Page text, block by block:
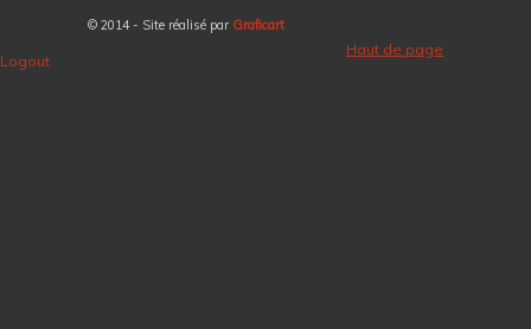
© 2014 - Site réalisé par Graficart
Haut de page
Logout